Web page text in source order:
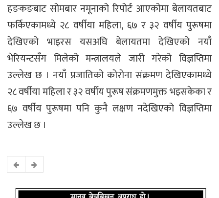
हङकङबाट सोमबार नमूनाको रिपोर्ट आएकोमा बेलायतबाट
फर्किएकामध्ये २८ वर्षीया महिला, ६७ र ३२ वर्षीय पुरूषमा
देखिएको भाइरस यसअघि बेलायतमा देखिएको नयाँ
भेरियन्टसँग मिलेको मन्त्रालयले जारी गरेको विज्ञप्तिमा
उल्लेख छ । नयाँ प्रजातिको कोरोना संक्रमण देखिएकामध्ये
२८ वर्षीया महिला र ३२ वर्षीय पुरूष संक्रमणमुक्त भइसकेका र
६७ वर्षीय पुरूषमा पनि कुनै लक्षण नदेखिएको विज्ञप्तिमा
उल्लेख छ ।